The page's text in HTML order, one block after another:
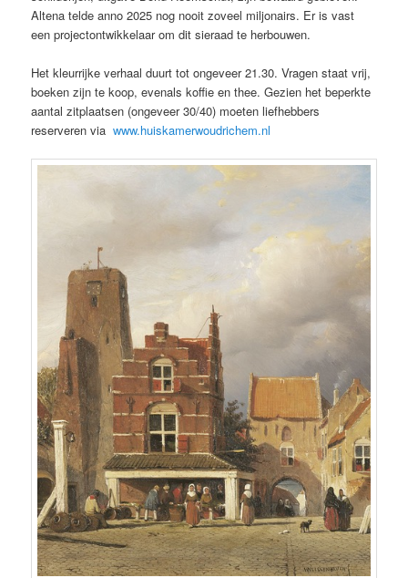
Altena telde anno 2025 nog nooit zoveel miljonairs. Er is vast
een projectontwikkelaar om dit sieraad te herbouwen.
Het kleurrijke verhaal duurt tot ongeveer 21.30. Vragen staat vrij,
boeken zijn te koop, evenals koffie en thee. Gezien het beperkte
aantal zitplaatsen (ongeveer 30/40) moeten liefhebbers
reserveren viawww.huiskamerwoudrichem.nl